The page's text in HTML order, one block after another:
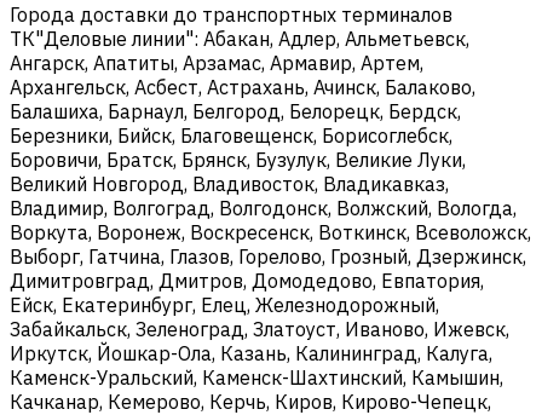
Города доставки до транспортных терминалов
ТК"Деловые линии": Абакан, Адлер, Альметьевск,
Ангарск, Апатиты, Арзамас, Армавир, Артем,
Архангельск, Асбест, Астрахань, Ачинск, Балаково,
Балашиха, Барнаул, Белгород, Белорецк, Бердск,
Березники, Бийск, Благовещенск, Борисоглебск,
Боровичи, Братск, Брянск, Бузулук, Великие Луки,
Великий Новгород, Владивосток, Владикавказ,
Владимир, Волгоград, Волгодонск, Волжский, Вологда,
Воркута, Воронеж, Воскресенск, Воткинск, Всеволожск,
Выборг, Гатчина, Глазов, Горелово, Грозный, Дзержинск,
Димитровград, Дмитров, Домодедово, Евпатория,
Ейск, Екатеринбург, Елец, Железнодорожный,
Забайкальск, Зеленоград, Златоуст, Иваново, Ижевск,
Иркутск, Йошкар-Ола, Казань, Калининград, Калуга,
Каменск-Уральский, Каменск-Шахтинский, Камышин,
Качканар, Кемерово, Керчь, Киров, Кирово-Чепецк,